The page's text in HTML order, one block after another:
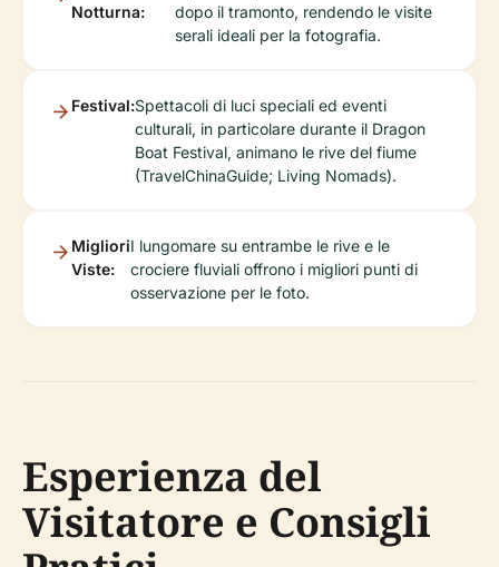
Notturna:
dopo il tramonto, rendendo le visite
serali ideali per la fotografia.
Festival:Spettacoli di luci speciali ed eventi
culturali, in particolare durante il Dragon
Boat Festival, animano le rive del fiume
(TravelChinaGuide; Living Nomads).
Migliori
Viste:
I lungomare su entrambe le rive e le
crociere fluviali offrono i migliori punti di
osservazione per le foto.
Esperienza del
Visitatore e Consigli